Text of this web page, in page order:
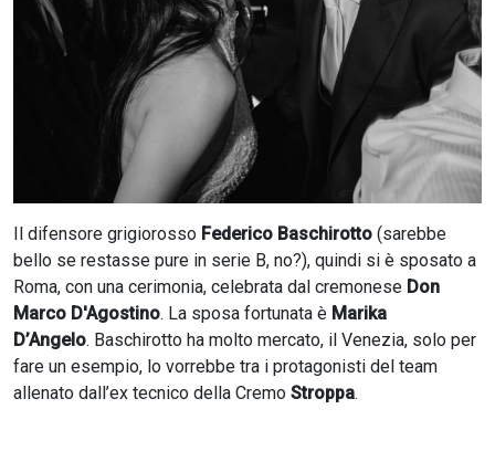
Il difensore grigiorosso Federico Baschirotto (sarebbe
bello se restasse pure in serie B, no?), quindi si è sposato a
Roma, con una cerimonia, celebrata dal cremonese Don
Marco D'Agostino. La sposa fortunata è Marika
D’Angelo. Baschirotto ha molto mercato, il Venezia, solo per
fare un esempio, lo vorrebbe tra i protagonisti del team
allenato dall’ex tecnico della Cremo Stroppa.